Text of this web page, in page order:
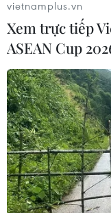
tiễn
04/08/2026 13:10
Đề xuất 5 nhóm
Luật Trưng mua,
04/08/2026 11:56
UBS bị phạt 125
luật chống rửa
04/08/2026 04:58
vietnamplus.vn
Xem trực tiếp
ASEAN Cup